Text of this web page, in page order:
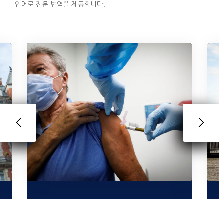
언어로 전문 번역을 제공합니다.